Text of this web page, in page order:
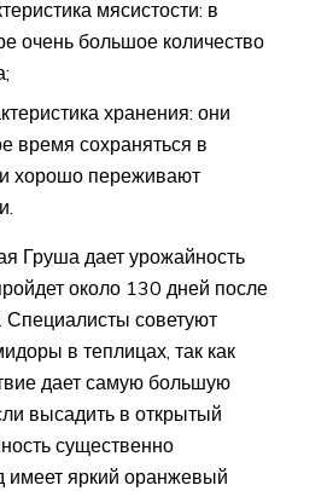
мясистости: в
очень большое количество
хранения: они
время сохраняться в
хорошо переживают
Груша дает урожайность
около 130 дней после
Специалисты советуют
в теплицах, так как
дает самую большую
высадить в открытый
существенно
имеет яркий оранжевый